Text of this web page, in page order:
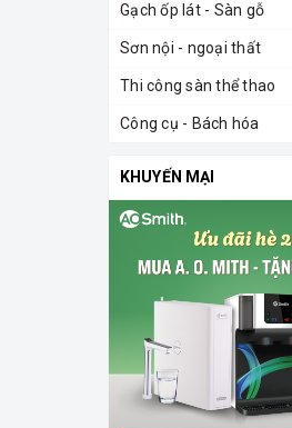
Gạch ốp lát - Sàn gỗ
Sơn nội - ngoại thất
Thi công sàn thể thao
Công cụ - Bách hóa
KHUYẾN MẠI